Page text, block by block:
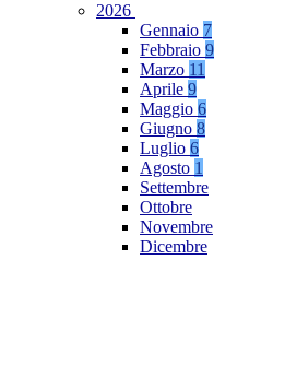
2026
Gennaio 7
Febbraio 9
Marzo 11
Aprile 9
Maggio 6
Giugno 8
Luglio 6
Agosto 1
Settembre
Ottobre
Novembre
Dicembre